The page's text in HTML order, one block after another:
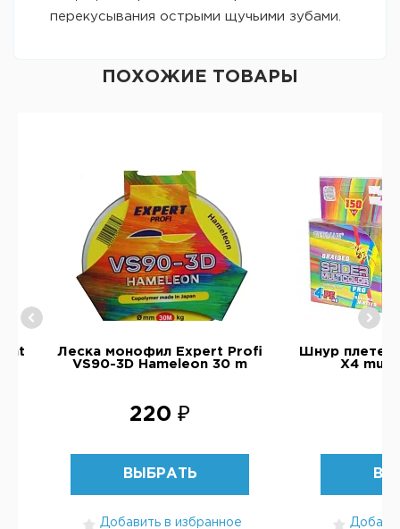
перекусывания острыми щучьими зубами.
ПОХОЖИЕ ТОВАРЫ
Леска монофил Expert Profi
VS90-3D Hameleon 30 m
220 ₽
ВЫБРАТЬ
Добавить в избранное
Шнур
X4